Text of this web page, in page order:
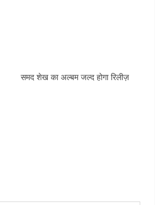
समद शेख का अल्बम जल्द होगा रिलीज़